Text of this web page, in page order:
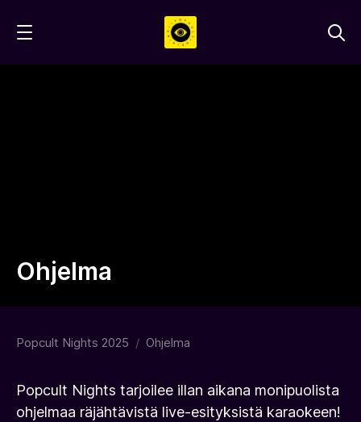
sisältöön
Ohjelma
Popcult Nights 2025 / Ohjelma
Popcult Nights tarjoilee illan aikana monipuolista
ohjelmaa räjähtävistä live-esityksistä karaokeen!